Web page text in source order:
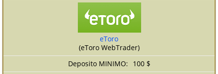
eToro
(eToro WebTrader)
100 $